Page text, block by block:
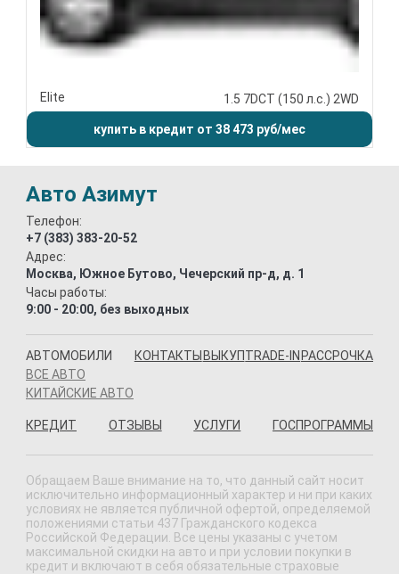
Elite 1.5 7DCT (150 л.с.) 2WD
купить в кредит от 38 473 руб/мес
Авто Азимут
Телефон:
+7 (383) 383-20-52
Адрес:
Москва, Южное Бутово, Чечерский пр-д, д. 1
Часы работы:
9:00 - 20:00, без выходных
АВТОМОБИЛИ
ВСЕ АВТО
КИТАЙСКИЕ АВТО
КОНТАКТЫ ВЫКУПTRADE-IN РАССРОЧКА
КРЕДИТ ОТЗЫВЫ УСЛУГИ ГОСПРОГРАММЫ
Обращаем Ваше внимание на то, что данный сайт носит
исключительно информационный характер и ни при каких
условиях не является публичной офертой, определяемой
положениями статьи 437 Гражданского кодекса
Российской Федерации. Все цены указаны с учетом
максимальной скидки на авто и при условии покупки в
кредит и включают в себя обязательные страховые